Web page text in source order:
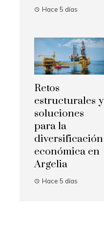
Hace 5 días
Retos
estructurales y
soluciones
para la
diversificación
económica en
Argelia
Hace 5 días